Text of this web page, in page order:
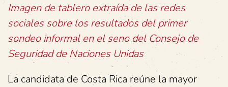
Imagen de tablero extraída de las redes
sociales sobre los resultados del primer
sondeo informal en el seno del Consejo de
Seguridad de Naciones Unidas
La candidata de Costa Rica reúne la mayor